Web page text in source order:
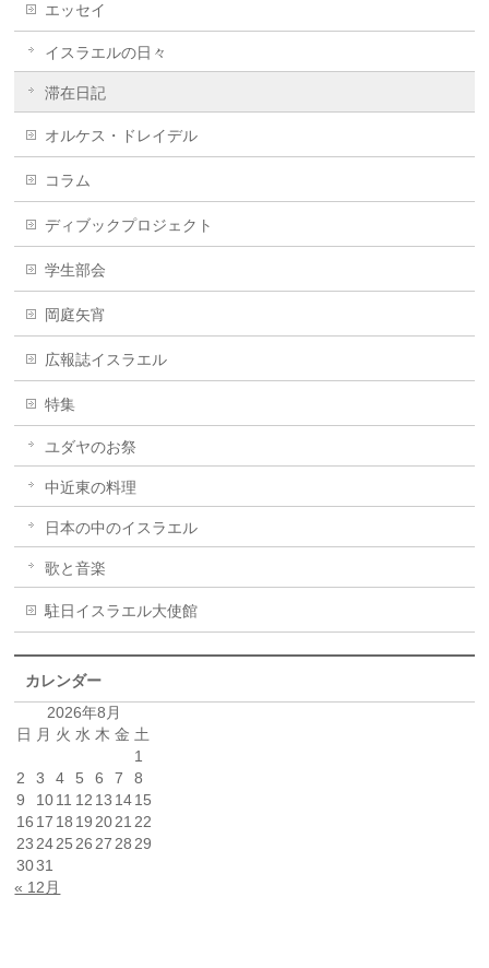
エッセイ
イスラエルの日々
滞在日記
オルケス・ドレイデル
コラム
ディブックプロジェクト
学生部会
岡庭矢宵
広報誌イスラエル
特集
ユダヤのお祭
中近東の料理
日本の中のイスラエル
歌と音楽
駐日イスラエル大使館
カレンダー
2026年8月
日 月 火 水 木 金 土
1
2
3 4 5 6 7
8
9
1011 12 13 1415
16 17 18 19 2021 22
23 2425 26 27 28 29
3031
« 12月